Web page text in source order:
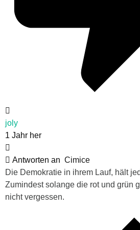
joly
1 Jahr her
Antworten an Cimice
Die Demokratie in ihrem Lauf, hält
Zumindest solange die rot und grün
nicht vergessen.